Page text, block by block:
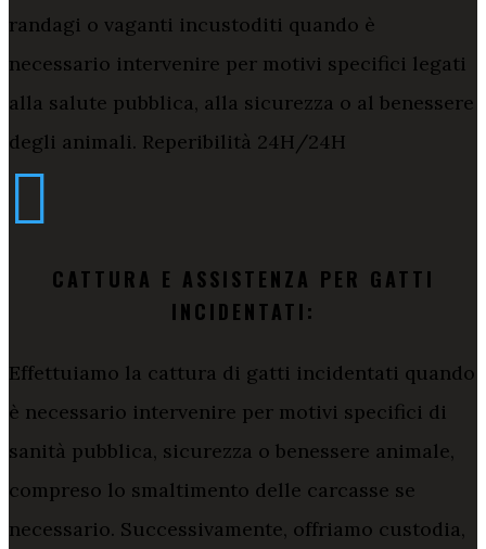
randagi o vaganti incustoditi quando è
necessario intervenire per motivi specifici legati
alla salute pubblica, alla sicurezza o al benessere
degli animali. Reperibilità 24H/24H

CATTURA E ASSISTENZA PER GATTI
INCIDENTATI:
Effettuiamo la cattura di gatti incidentati quando
è necessario intervenire per motivi specifici di
sanità pubblica, sicurezza o benessere animale,
compreso lo smaltimento delle carcasse se
necessario. Successivamente, offriamo custodia,